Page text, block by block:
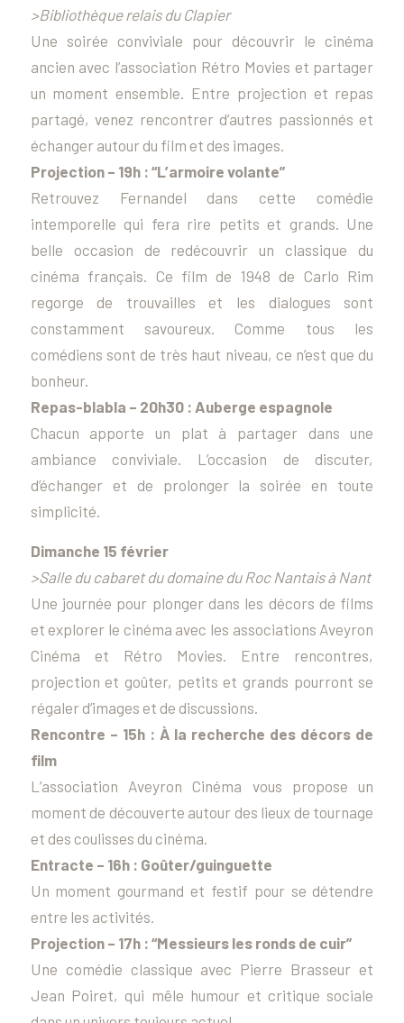
>Bibliothèque relais du Clapier
Une soirée conviviale pour découvrir le cinéma
ancien avec l’association Rétro Movies et partager
un moment ensemble. Entre projection et repas
partagé, venez rencontrer d’autres passionnés et
échanger autour du film et des images.
Projection – 19h : “L’armoire volante”
Retrouvez Fernandel dans cette comédie
intemporelle qui fera rire petits et grands. Une
belle occasion de redécouvrir un classique du
cinéma français. Ce film de 1948 de Carlo Rim
regorge de trouvailles et les dialogues sont
constamment savoureux. Comme tous les
comédiens sont de très haut niveau, ce n’est que du
bonheur.
Repas-blabla – 20h30 : Auberge espagnole
Chacun apporte un plat à partager dans une
ambiance conviviale. L’occasion de discuter,
d’échanger et de prolonger la soirée en toute
simplicité.
Dimanche 15 février
>Salle du cabaret du domaine du Roc Nantais à Nant
Une journée pour plonger dans les décors de films
et explorer le cinéma avec les associations Aveyron
Cinéma et Rétro Movies. Entre rencontres,
projection et goûter, petits et grands pourront se
régaler d’images et de discussions.
Rencontre – 15h : À la recherche des décors de
film
L’association Aveyron Cinéma vous propose un
moment de découverte autour des lieux de tournage
et des coulisses du cinéma.
Entracte – 16h : Goûter/guinguette
Un moment gourmand et festif pour se détendre
entre les activités.
Projection – 17h : “Messieurs les ronds de cuir”
Une comédie classique avec Pierre Brasseur et
Jean Poiret, qui mêle humour et critique sociale